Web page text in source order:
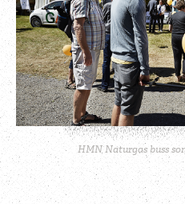
HMN Naturgas buss